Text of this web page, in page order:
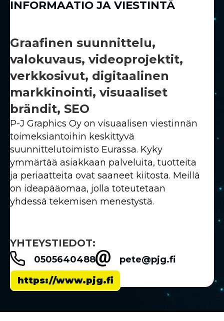
INFORMAATIO JA VIESTINTÄ
Graafinen suunnittelu,
valokuvaus, videoprojektit,
verkkosivut, digitaalinen
markkinointi, visuaaliset
brändit, SEO
P-J Graphics Oy on visuaalisen viestinnän
toimeksiantoihin keskittyvä
suunnittelutoimisto Eurassa. Kyky
ymmärtää asiakkaan palveluita, tuotteita
ja periaatteita ovat saaneet kiitosta. Meillä
on ideapääomaa, jolla toteutetaan
yhdessä tekemisen menestystä.
YHTEYSTIEDOT:
0505640488
pete@pjg.fi
https://www.pjg.fi